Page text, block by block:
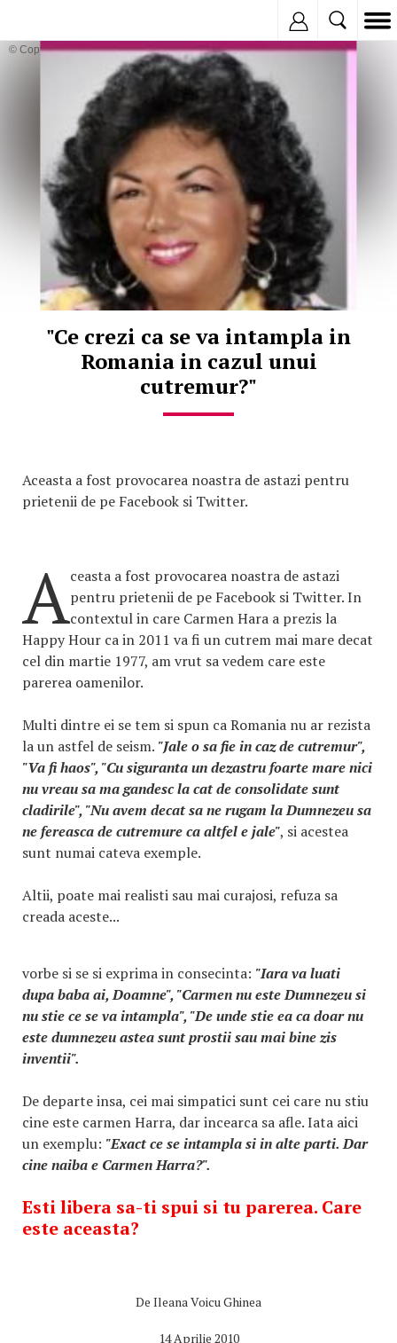
© Copyright:
"Ce crezi ca se va intampla in
Romania in cazul unui
cutremur?"
Aceasta a fost provocarea noastra de astazi pentru
prietenii de pe Facebook si Twitter.
Aceasta a fost provocarea noastra de astazi
pentru prietenii de pe Facebook si Twitter. In
contextul in care Carmen Hara a prezis la
Happy Hour ca in 2011 va fi un cutrem mai mare decat
cel din martie 1977, am vrut sa vedem care este
parerea oamenilor.
Multi dintre ei se tem si spun ca Romania nu ar rezista
la un astfel de seism. "Jale o sa fie in caz de cutremur",
"Va fi haos", "Cu siguranta un dezastru foarte mare nici
nu vreau sa ma gandesc la cat de consolidate sunt
cladirile", "Nu avem decat sa ne rugam la Dumnezeu sa
ne fereasca de cutremure ca altfel e jale", si acestea
sunt numai cateva exemple.
Altii, poate mai realisti sau mai curajosi, refuza sa
creada aceste...
vorbe si se si exprima in consecinta: "Iara va luati
dupa baba ai, Doamne", "Carmen nu este Dumnezeu si
nu stie ce se va intampla", "De unde stie ea ca doar nu
este dumnezeu astea sunt prostii sau mai bine zis
inventii".
De departe insa, cei mai simpatici sunt cei care nu stiu
cine este carmen Harra, dar incearca sa afle. Iata aici
un exemplu: "Exact ce se intampla si in alte parti. Dar
cine naiba e Carmen Harra?".
Esti libera sa-ti spui si tu parerea. Care
este aceasta?
De Ileana Voicu Ghinea
14 Aprilie 2010